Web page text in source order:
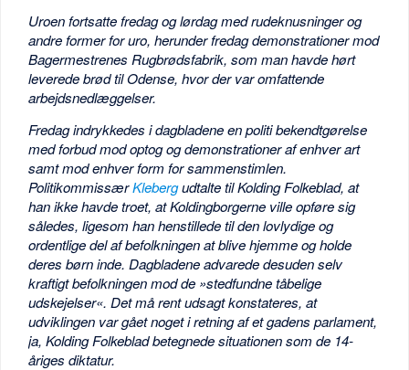
Uroen fortsatte fredag og lørdag med rudeknusninger og
andre former for uro, herunder fredag demonstrationer mod
Bagermestrenes Rugbrødsfabrik, som man havde hørt
leverede brød til Odense, hvor der var omfattende
arbejdsnedlæggelser.
Fredag indrykkedes i dagbladene en politi bekendtgørelse
med forbud mod optog og demonstrationer af enhver art
samt mod enhver form for sammenstimlen.
PolitikommissærKlebergudtalte til Kolding Folkeblad, at
han ikke havde troet, at Koldingborgerne ville opføre sig
således, ligesom han henstillede til den lovlydige og
ordentlige del af befolkningen at blive hjemme og holde
deres børn inde. Dagbladene advarede desuden selv
kraftigt befolkningen mod de »stedfundne tåbelige
udskejelser«. Det må rent udsagt konstateres, at
udviklingen var gået noget i retning af et gadens parlament,
ja, Kolding Folkeblad betegnede situationen som de 14-
åriges diktatur.